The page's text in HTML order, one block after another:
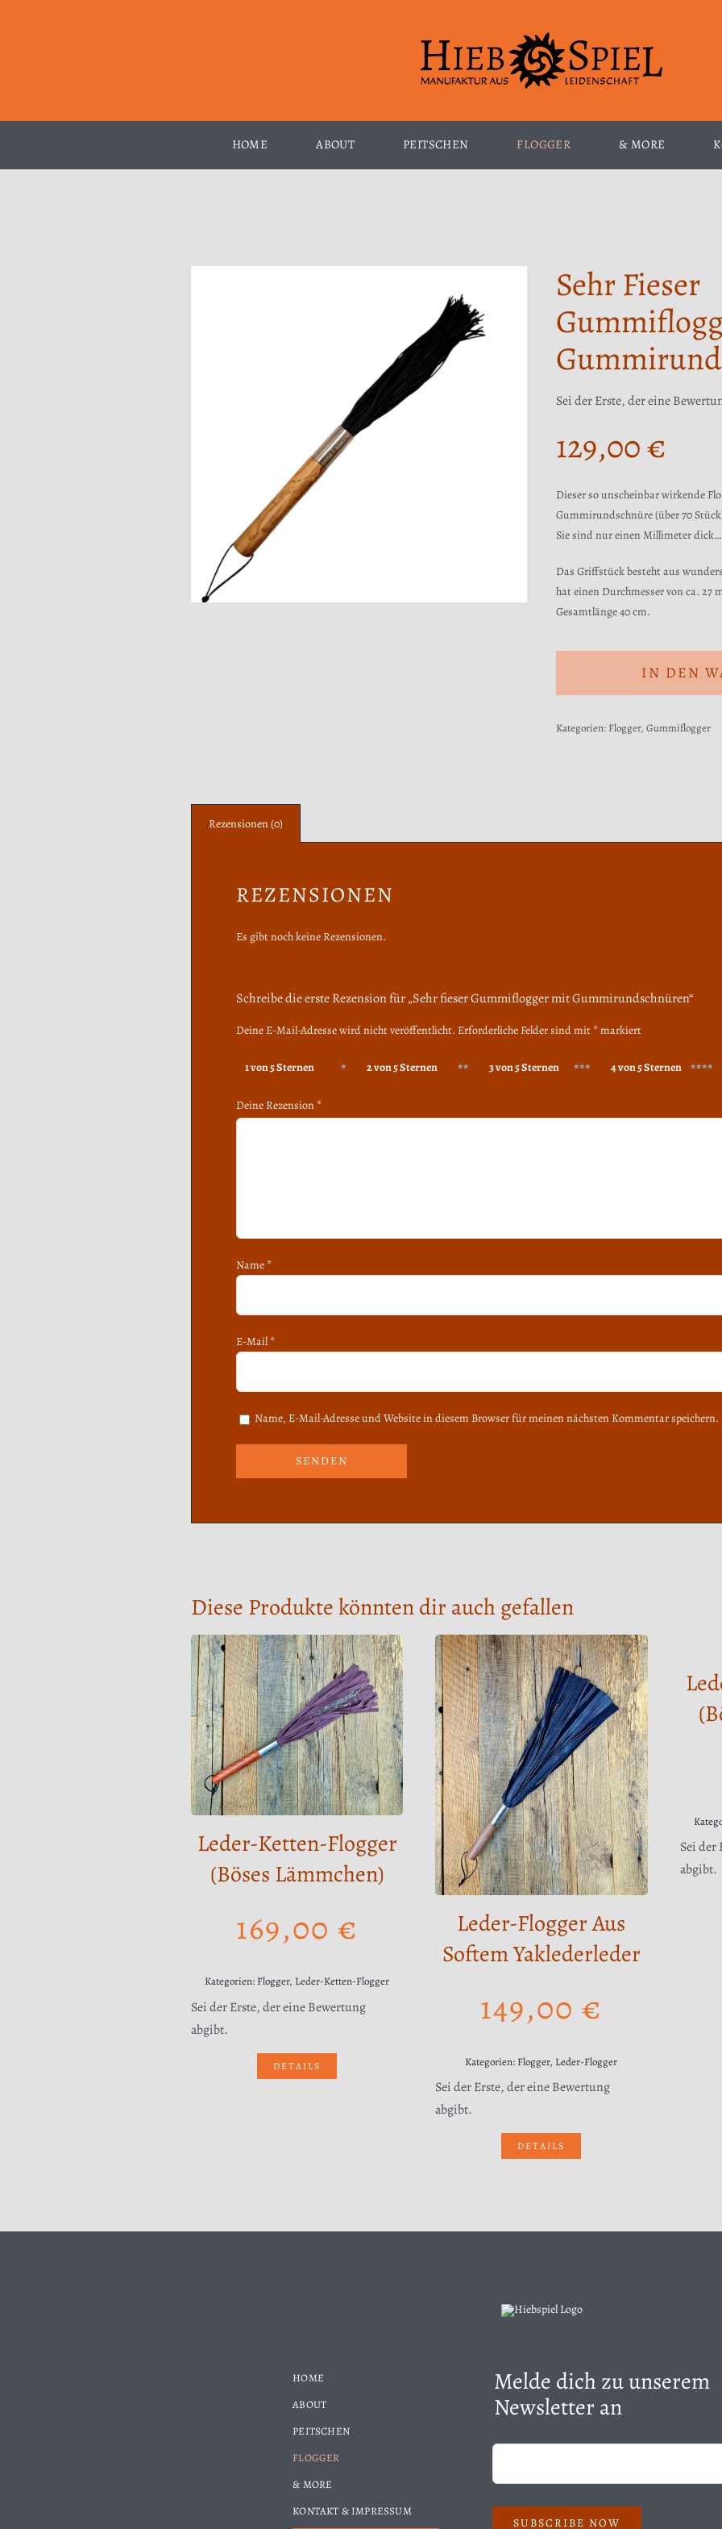
HOME ABOUT PEITSCHEN FLOGGER & MORE
Sehr Fieser
Sei der Erste, der eine
129,00€
Dieser so unscheinbar wirkende
Gummirundschnüre (über 70
Sie sind nur einen Millimeter
Das Griffstück besteht aus
hat einen Durchmesser von ca. 27
Gesamtlänge 40 cm.
IN DEN
Kategorien: Flogger, Gummiflogger
Rezensionen (0)
REZENSIONEN
Es gibt noch keine Rezensionen.
Schreibe die erste Rezension für „Sehr fieser Gummiflogger mit Gummirundschnüren“
Deine E-Mail-Adresse wird nicht veröffentlicht. Erforderliche Felder sind mit *markiert
1 von 5 Sternen 2 von 5 Sternen 3 von 5 Sternen 4 von 5 Sternen
Deine Rezension *
Name *
E-Mail *
Name, E-Mail-Adresse und Website in diesem Browser für meinen nächsten Kommentar speichern.
Diese Produkte könnten dir auch gefallen
Leder-Ketten-Flogger
(Böses Lämmchen)
169,00 €
Kategorien: Flogger, Leder-Ketten-Flogger
Sei der Erste, der eine Bewertung
abgibt.
DETAILS
Leder-Flogger Aus
Softem Yaklederleder
149,00 €
Kategorien: Flogger, Leder-Flogger
Sei der Erste, der eine Bewertung
abgibt.
DETAILS
Sei der
abgibt.
HOME
ABOUT
PEITSCHEN
FLOGGER
& MORE
KONTAKT & IMPRESSUM
Melde dich zu unserem
Newsletter an
SUBSCRIBE NOW